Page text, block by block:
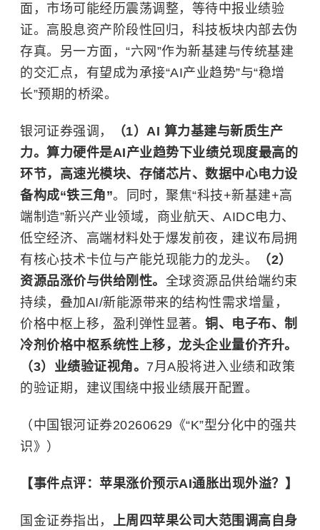
面，市场可能经历震荡调整，等待中报业绩验
证。高股息资产阶段性回归，科技板块内部去伪
存真。另一方面，“六网”作为新基建与传统基建
的交汇点，有望成为承接“AI产业趋势”与“稳增
长”预期的桥梁。
银河证券强调，
（1）AI 算力基建与新质生产
力。算力硬件是AI产业趋势下业绩兑现度最高的
环节，高速光模块、存储芯片、数据中心电力设
备构成“铁三角”。同时，聚焦“科技+新基建+高
端制造”新兴产业领域，商业航天、AIDC电力、
低空经济、高端材料处于爆发前夜，建议布局拥
有核心技术卡位与产能兑现能力的龙头。
（2）
资源品涨价与供给刚性。 全球资源品供给端约束
持续，叠加AI/新能源带来的结构性需求增量，
价格中枢上移，盈利弹性显著。 铜、电子布、制
冷剂价格中枢系统性上移，龙头企业量价齐升。
（3）业绩验证视角。 7月A股将进入业绩和政策
的验证期，建议围绕中报业绩展开配置。
（中国银河证券20260629《“K”型分化中的强共
识》）
【事件点评：苹果涨价预示AI通胀出现外溢？】
国金证券指出， 上周四苹果公司大范围调高自身